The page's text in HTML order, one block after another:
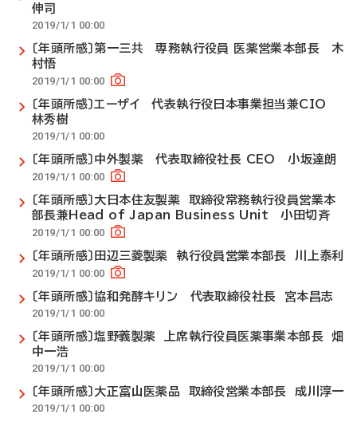
伸司
2019/1/1 00:00
〔年頭所感〕第一三共 専務執行役員 医薬営業本部長 木
村悟
2019/1/1 00:00
〔年頭所感〕エーザイ 代表執行役日本事業担当兼CIO
林秀樹
2019/1/1 00:00
〔年頭所感〕中外製薬 代表取締役社長 CEO 小坂達朗
2019/1/1 00:00
〔年頭所感〕大日本住友製薬 取締役常務執行役員営業本
部長兼Head of Japan Business Unit 小田切斉
2019/1/1 00:00
〔年頭所感〕田辺三菱製薬 執行役員営業本部長 川上泰利
2019/1/1 00:00
〔年頭所感〕協和発酵キリン 代表取締役社長 宮本昌志
2019/1/1 00:00
〔年頭所感〕塩野義製薬 上席執行役員医薬事業本部長 畑
中一浩
2019/1/1 00:00
〔年頭所感〕大正富山医薬品 取締役営業本部長 成川淳一
2019/1/1 00:00